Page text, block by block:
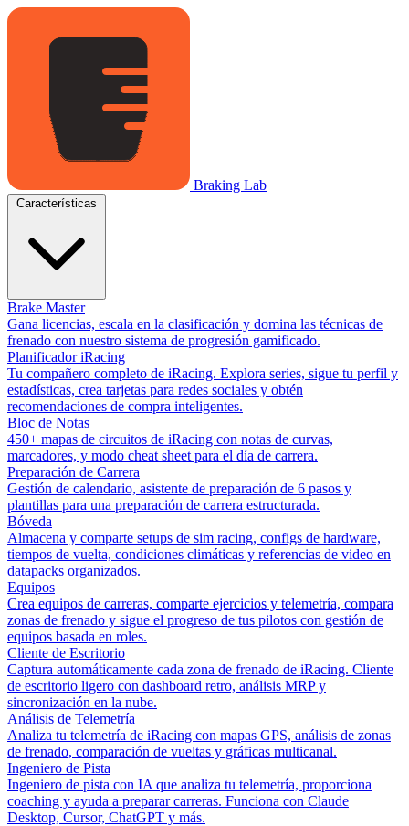
Braking Lab
Brake Master
Gana licencias, escala en la clasificación y domina las técnicas de
frenado con nuestro sistema de progresión gamificado.
Planificador iRacing
Tu compañero completo de iRacing. Explora series, sigue tu perfil y
estadísticas, crea tarjetas para redes sociales y obtén
recomendaciones de compra inteligentes.
Bloc de Notas
450+ mapas de circuitos de iRacing con notas de curvas,
marcadores, y modo cheat sheet para el día de carrera.
Preparación de Carrera
Gestión de calendario, asistente de preparación de 6 pasos y
plantillas para una preparación de carrera estructurada.
Bóveda
Almacena y comparte setups de sim racing, configs de hardware,
tiempos de vuelta, condiciones climáticas y referencias de video en
datapacks organizados.
Equipos
Crea equipos de carreras, comparte ejercicios y telemetría, compara
zonas de frenado y sigue el progreso de tus pilotos con gestión de
equipos basada en roles.
Cliente de Escritorio
Captura automáticamente cada zona de frenado de iRacing. Cliente
de escritorio ligero con dashboard retro, análisis MRP y
sincronización en la nube.
Análisis de Telemetría
Analiza tu telemetría de iRacing con mapas GPS, análisis de zonas
de frenado, comparación de vueltas y gráficas multicanal.
Ingeniero de Pista
Ingeniero de pista con IA que analiza tu telemetría, proporciona
coaching y ayuda a preparar carreras. Funciona con Claude
Desktop, Cursor, ChatGPT y más.